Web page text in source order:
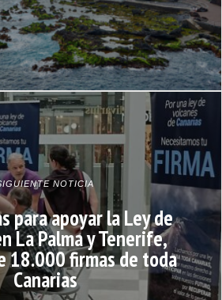
NOTICIA
para apoyar la Ley de
La Palma y Tenerife,
18.000 firmas de toda
Canarias